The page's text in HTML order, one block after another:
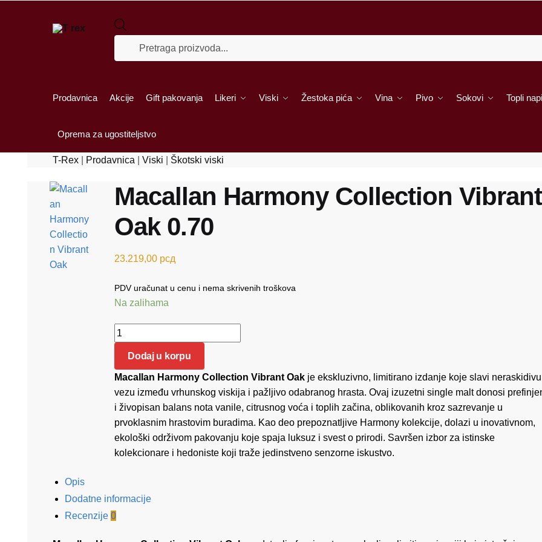
Prodavnica Akcije Gift pakovanja Likeri Viski Žestoka pića Vina Pivo Sokovi Topli
Oprema za ugostiteljstvo
T-Rex Prodavnica Viski Škotski viski
Macallan Harmony Collection Vibrant
Oak 0.70
23.219,00 рсд
PDV uračunat u cenu i nema skrivenih troškova
Na zalihama
Macallan Harmony Collection Vibrant Oak 0.70 količina
Dodaj u korpu
Macallan Harmony Collection Vibrant Oakje ekskluzivno, limitirano izdanje koje slavi neraskidivu
vezu između vrhunskog viskija i pažljivo odabranog hrasta. Ovaj izuzetni single malt donosi
i živopisan balans nota vanile, citrusnog voća i toplih začina, oblikovanih kroz sazrevanje u
prvoklasnim hrastovim buradima. Kao deo prepoznatljive Harmony kolekcije, dolazi u inovativnom,
ekološki održivom pakovanju koje spaja luksuz i svest o prirodi. Savršen izbor za istinske
kolekcionare i hedoniste koji traže jedinstveno senzorne iskustvo.
Opis
Dodatne informacije
Recenzije 0